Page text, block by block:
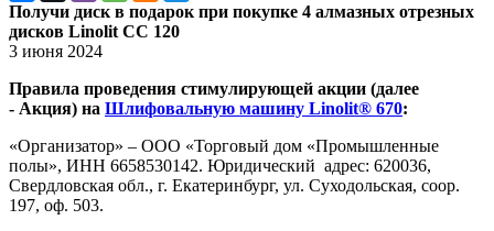
Получи диск в подарок при покупке 4 алмазных отрезных
дисков Linolit CC 120
3 июня 2024
Правила проведения стимулирующей акции (далее
- Акция) на Шлифовальную машину Linolit® 670:
«Организатор» – ООО «Торговый дом «Промышленные
полы», ИНН 6658530142. Юридический адрес: 620036,
Свердловская обл., г. Екатеринбург, ул. Суходольская, соор.
197, оф. 503.